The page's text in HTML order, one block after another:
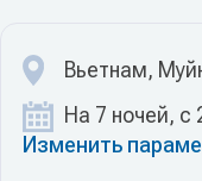
Вьетнам,
На 7 ночей, с
Изменить